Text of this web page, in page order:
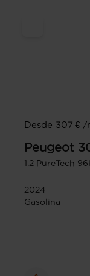
Desde 307 € /
Peugeot
1.2 PureTech
2024
Gasolina